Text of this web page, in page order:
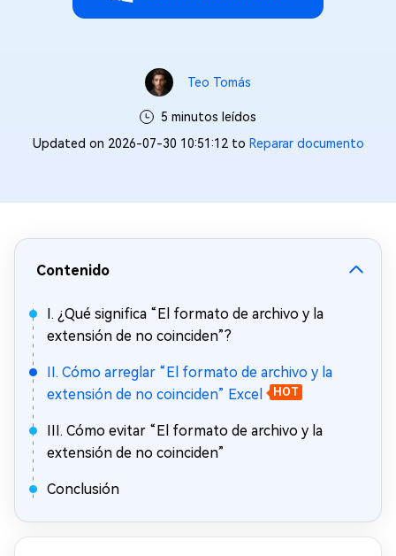
Teo Tomás
5 minutos leídos
Updated on 2026-07-30 10:51:12 to Reparar documento
Contenido
I. ¿Qué significa “El formato de archivo y la
extensión de no coinciden”?
II. Cómo arreglar “El formato de archivo y la
extensión de no coinciden” Excel
HOT
III. Cómo evitar “El formato de archivo y la
extensión de no coinciden”
Conclusión